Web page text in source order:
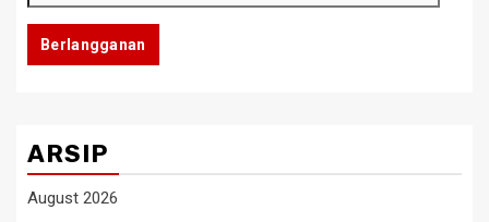
Email
Berlangganan
ARSIP
August 2026